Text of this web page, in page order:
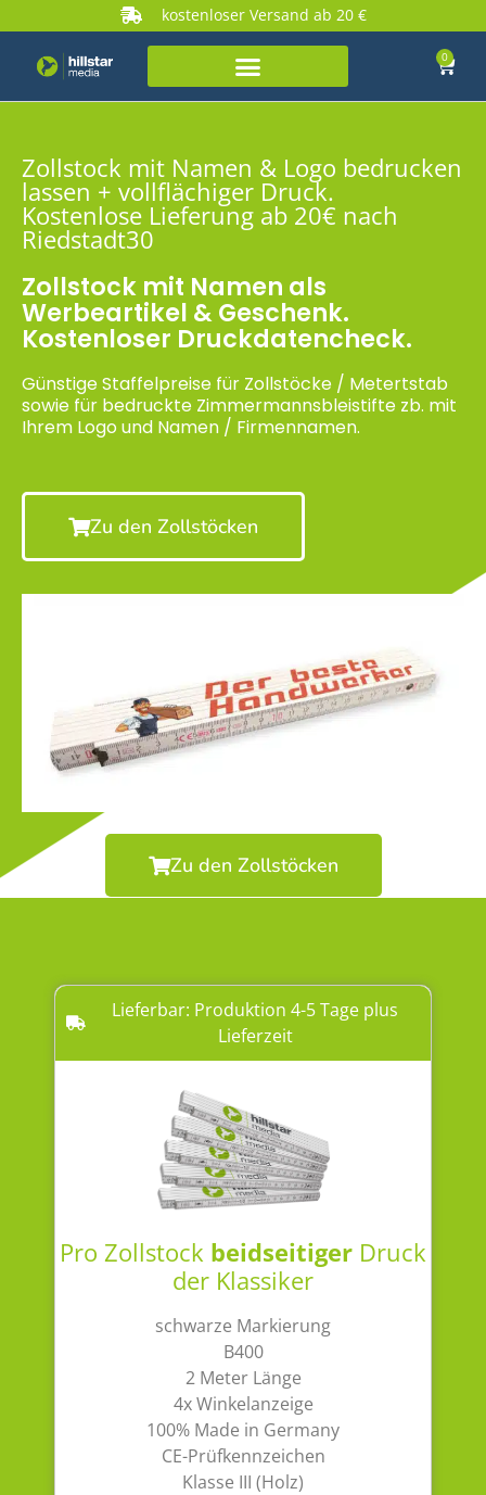
kostenloser Versand ab 20 €
0
Zollstock mit Namen & Logo bedrucken
lassen + vollflächiger Druck.
Kostenlose Lieferung ab 20€ nach
Riedstadt30
Zollstock mit Namen als
Werbeartikel & Geschenk.
Kostenloser Druckdatencheck.
Günstige Staffelpreise für Zollstöcke / Metertstab
sowie für bedruckte Zimmermannsbleistifte zb. mit
Ihrem Logo und Namen / Firmennamen.
Zu den Zollstöcken
Zu den Zollstöcken
Lieferbar: Produktion 4-5 Tage plus
Lieferzeit
Pro Zollstock beidseitiger Druck
der Klassiker
schwarze Markierung
B400
2 Meter Länge
4x Winkelanzeige
100% Made in Germany
CE-Prüfkennzeichen
Klasse III (Holz)